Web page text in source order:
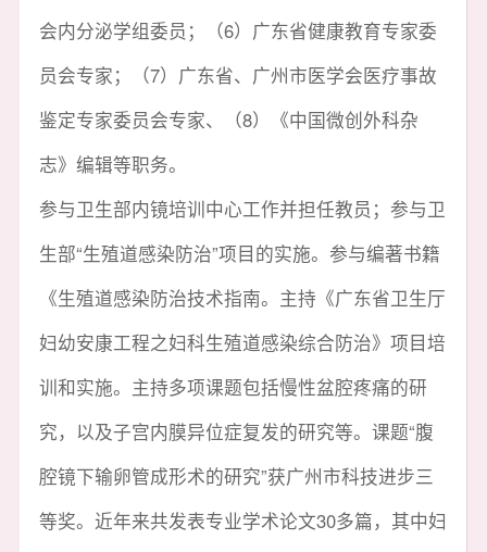
会内分泌学组委员；（6）广东省健康教育专家委
员会专家；（7）广东省、广州市医学会医疗事故
鉴定专家委员会专家、（8）《中国微创外科杂
志》编辑等职务。
参与卫生部内镜培训中心工作并担任教员；参与卫
生部“生殖道感染防治”项目的实施。参与编著书籍
《生殖道感染防治技术指南。主持《广东省卫生厅
妇幼安康工程之妇科生殖道感染综合防治》项目培
训和实施。主持多项课题包括慢性盆腔疼痛的研
究，以及子宫内膜异位症复发的研究等。课题“腹
腔镜下输卵管成形术的研究”获广州市科技进步三
等奖。近年来共发表专业学术论文30多篇，其中妇